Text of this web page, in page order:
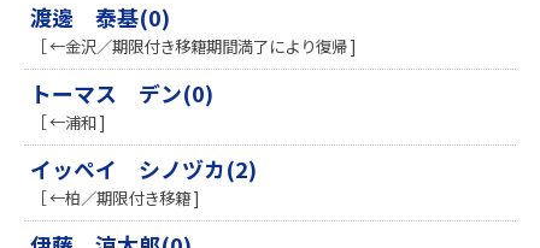
渡邊 泰基(0)
［ ←金沢／期限付き移籍期間満了により復帰 ]
トーマス デン(0)
［ ←浦和 ]
イッペイ シノヅカ(2)
［ ←柏／期限付き移籍 ]